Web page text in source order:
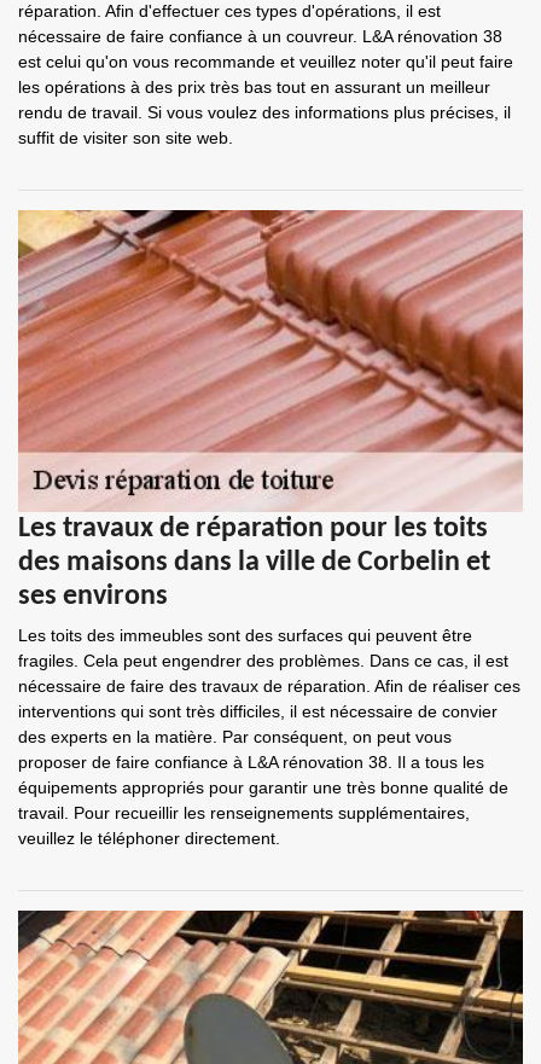
réparation. Afin d'effectuer ces types d'opérations, il est
nécessaire de faire confiance à un couvreur. L&A rénovation 38
est celui qu'on vous recommande et veuillez noter qu'il peut faire
les opérations à des prix très bas tout en assurant un meilleur
rendu de travail. Si vous voulez des informations plus précises, il
suffit de visiter son site web.
Les travaux de réparation pour les toits
des maisons dans la ville de Corbelin et
ses environs
Les toits des immeubles sont des surfaces qui peuvent être
fragiles. Cela peut engendrer des problèmes. Dans ce cas, il est
nécessaire de faire des travaux de réparation. Afin de réaliser ces
interventions qui sont très difficiles, il est nécessaire de convier
des experts en la matière. Par conséquent, on peut vous
proposer de faire confiance à L&A rénovation 38. Il a tous les
équipements appropriés pour garantir une très bonne qualité de
travail. Pour recueillir les renseignements supplémentaires,
veuillez le téléphoner directement.